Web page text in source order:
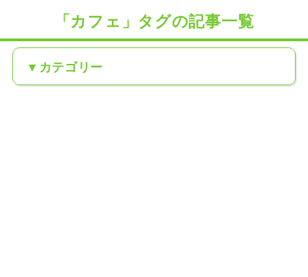
「カフェ」タグの記事一覧
カテゴリー